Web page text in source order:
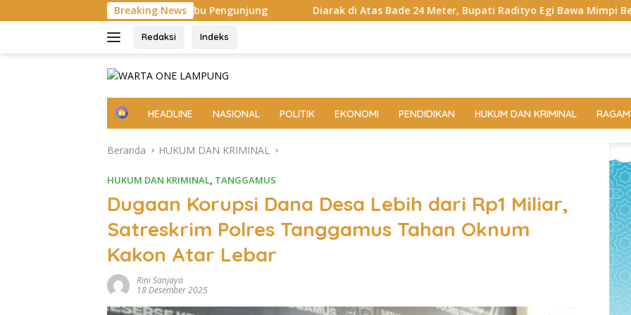
ke
Breaking News
Puluhan Ribu Pengunjung Diarak di Atas Bade 24 Meter, Bupati Radityo Egi Bawa Mimpi Besar Balinuraga Jadi
Redaksi Indeks
H
e
HEADLINE NASIONAL POLITIK EKONOMI PENDIDIKAN HUKUM DAN KRIMINAL RAGAM
Beranda HUKUM DAN KRIMINAL
HUKUM DAN KRIMINAL TANGGAMUS
Dugaan Korupsi Dana Desa Lebih dari Rp1 Miliar,
Satreskrim Polres Tanggamus Tahan Oknum
Kakon Atar Lebar
Rini Sanjaya
18 Desember 2025